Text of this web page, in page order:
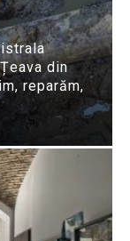
din
reparăm,